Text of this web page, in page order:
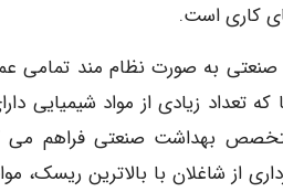
کاری است.
به صورت نظام مند تمامی
بهداشت صنعتی فراهم می
از شاغلان با بالاترین ریسک،